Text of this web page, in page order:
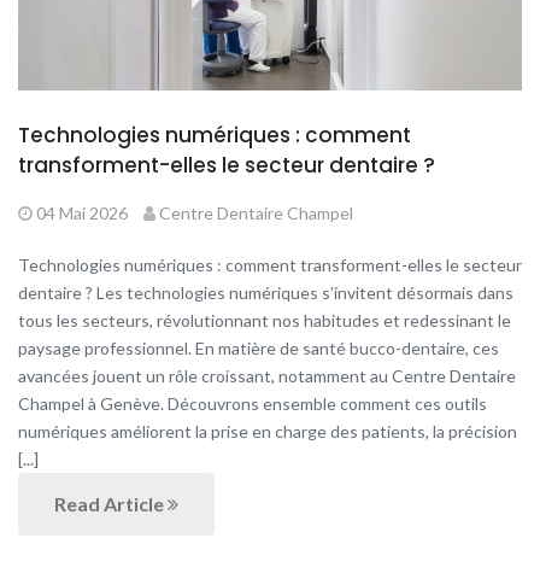
Technologies numériques : comment
transforment-elles le secteur dentaire ?
04 Mai 2026 Centre Dentaire Champel
Technologies numériques : comment transforment-elles le secteur
dentaire ? Les technologies numériques s’invitent désormais dans
tous les secteurs, révolutionnant nos habitudes et redessinant le
paysage professionnel. En matière de santé bucco-dentaire, ces
avancées jouent un rôle croissant, notamment au Centre Dentaire
Champel à Genève. Découvrons ensemble comment ces outils
numériques améliorent la prise en charge des patients, la précision
[...]
Read Article